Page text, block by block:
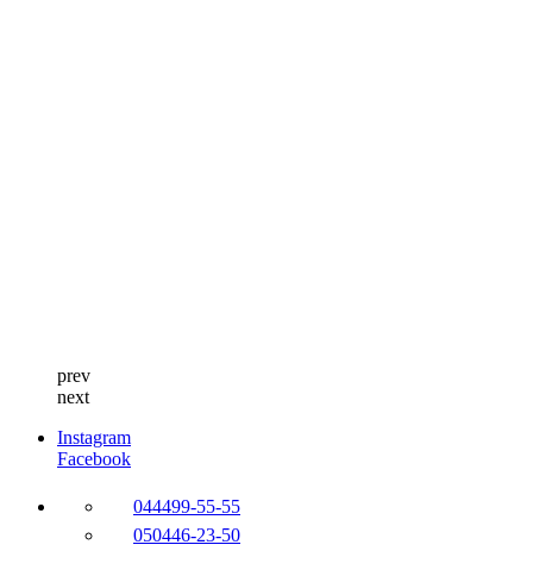
prev
next
Instagram
Facebook
044499-55-55
050446-23-50